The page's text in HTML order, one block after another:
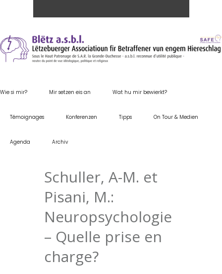
Wie si mir? Mir setzen eis an Wat hu mir bewierkt?
Témoignages Konferenzen Tipps On Tour & Medien
Agenda Archiv
Schuller, A-M. et
Pisani, M.:
Neuropsychologie
– Quelle prise en
charge?